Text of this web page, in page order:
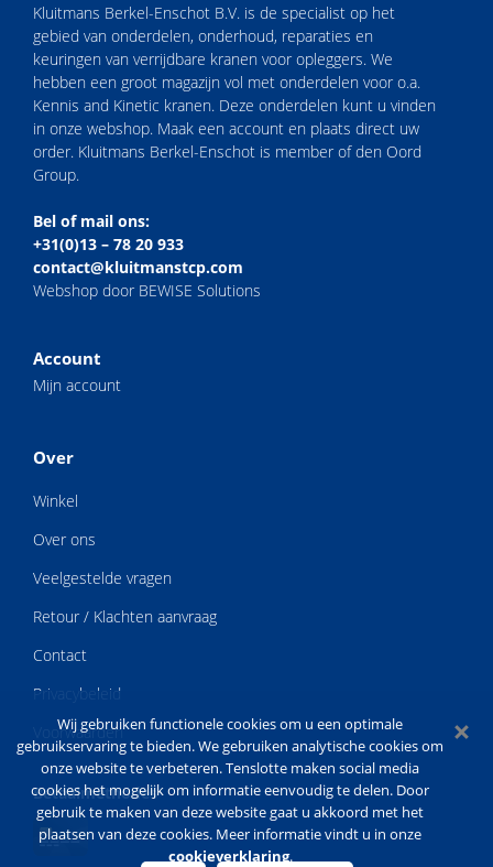
Kluitmans Berkel-Enschot B.V. is de specialist op het
gebied van onderdelen, onderhoud, reparaties en
keuringen van verrijdbare kranen voor opleggers. We
hebben een groot magazijn vol met onderdelen voor o.a.
Kennis and Kinetic kranen. Deze onderdelen kunt u vinden
in onze webshop. Maak een account en plaats direct uw
order. Kluitmans Berkel-Enschot is member of den Oord
Group.
Bel of mail ons:
+31(0)13 – 78 20 933
contact@kluitmanstcp.com
Webshop door BEWISE Solutions
Account
Mijn account
Over
Winkel
Over ons
Veelgestelde vragen
Retour / Klachten aanvraag
Contact
Privacybeleid
Voorwaarden
Betaalmethodes
Wij gebruiken functionele cookies om u een optimale
gebruikservaring te bieden. We gebruiken analytische cookies om
onze website te verbeteren. Tenslotte maken social media
cookies het mogelijk om informatie eenvoudig te delen. Door
gebruik te maken van deze website gaat u akkoord met het
plaatsen van deze cookies. Meer informatie vindt u in onze
cookieverklaring.